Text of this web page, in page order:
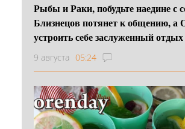
Рыбы и Раки, побудьте наедине с
Близнецов потянет к общению, а
устроить себе заслуженный отдых
9 августа 05:24